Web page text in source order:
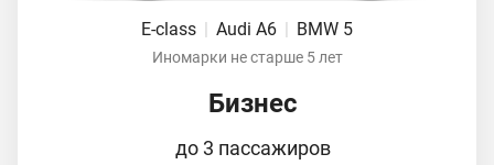
E-class | Audi A6 | BMW 5
Иномарки не старше 5 лет
Бизнес
до 3 пассажиров